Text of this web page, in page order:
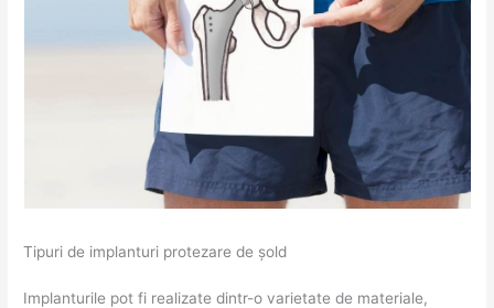
Tipuri de implanturi protezare de șold
Implanturile pot fi realizate dintr-o varietate de materiale,